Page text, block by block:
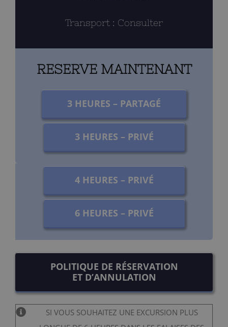
Transport : Consulter
RESERVE MAINTENANT
3 HEURES – PARTAGÉ
3 HEURES – PRIVÉ
4 HEURES – PRIVÉ
6 HEURES – PRIVÉ
POLITIQUE DE RÉSERVATION
ET D’ANNULATION
SI VOUS SOUHAITEZ UNE EXCURSION PLUS